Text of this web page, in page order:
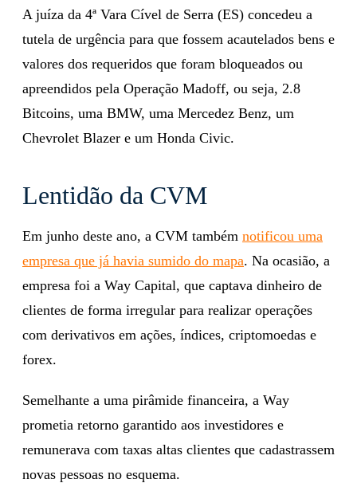
A juíza da 4ª Vara Cível de Serra (ES) concedeu a
tutela de urgência para que fossem acautelados bens e
valores dos requeridos que foram bloqueados ou
apreendidos pela Operação Madoff, ou seja, 2.8
Bitcoins, uma BMW, uma Mercedez Benz, um
Chevrolet Blazer e um Honda Civic.
Lentidão da CVM
Em junho deste ano, a CVM também notificou uma
empresa que já havia sumido do mapa. Na ocasião, a
empresa foi a Way Capital, que captava dinheiro de
clientes de forma irregular para realizar operações
com derivativos em ações, índices, criptomoedas e
forex.
Semelhante a uma pirâmide financeira, a Way
prometia retorno garantido aos investidores e
remunerava com taxas altas clientes que cadastrassem
novas pessoas no esquema.